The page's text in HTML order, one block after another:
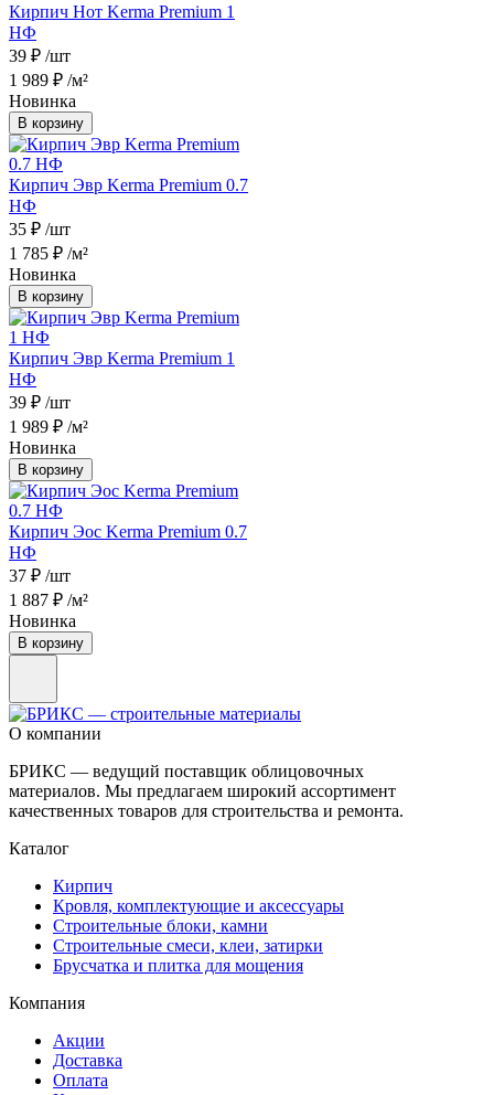
Кирпич Нот Kerma Premium 1
НФ
39 ₽ /шт
1 989 ₽ /м²
Новинка
В корзину
Кирпич Эвр Kerma Premium 0.7
НФ
35 ₽ /шт
1 785 ₽ /м²
Новинка
В корзину
Кирпич Эвр Kerma Premium 1
НФ
39 ₽ /шт
1 989 ₽ /м²
Новинка
В корзину
Кирпич Эос Kerma Premium 0.7
НФ
37 ₽ /шт
1 887 ₽ /м²
Новинка
В корзину
О компании
БРИКС — ведущий поставщик облицовочных
материалов. Мы предлагаем широкий ассортимент
качественных товаров для строительства и ремонта.
Каталог
Кирпич
Кровля, комплектующие и аксессуары
Строительные блоки, камни
Строительные смеси, клеи, затирки
Брусчатка и плитка для мощения
Компания
Акции
Доставка
Оплата